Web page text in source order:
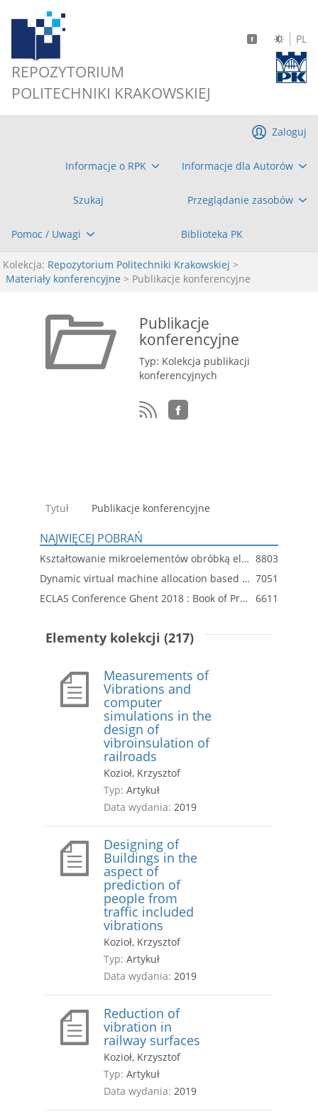
REPOZYTORIUM
POLITECHNIKI KRAKOWSKIEJ
PL
Informacje o RPK Informacje dla Autorów
Szukaj Przeglądanie zasobów
Pomoc / Uwagi Biblioteka PK
Zaloguj
Kolekcja: Repozytorium Politechniki Krakowskiej >
Materiały konferencyjne > Publikacje konferencyjne
Publikacje
konferencyjne
Typ: Kolekcja publikacji
konferencyjnych
Tytuł Publikacje konferencyjne
NAJWIĘCEJ POBRAŃ
Kształtowanie mikroelementów obróbką elektrochemiczną i elektroerozyjną 8803
Dynamic virtual machine allocation based on adaptive genetic algorithm 7051
ECLAS Conference Ghent 2018 : Book of Proceeding
6611
Elementy kolekcji (217)
Measurements of
Vibrations and
computer
simulations in the
design of
vibroinsulation of
railroads
Kozioł, Krzysztof
Typ: Artykuł
Data wydania: 2019
Designing of
Buildings in the
aspect of
prediction of
people from
traffic included
vibrations
Kozioł, Krzysztof
Typ: Artykuł
Data wydania: 2019
Reduction of
vibration in
railway surfaces
Kozioł, Krzysztof
Typ: Artykuł
Data wydania: 2019